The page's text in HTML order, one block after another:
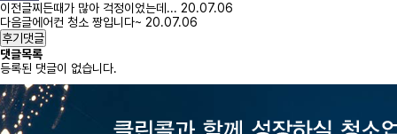
이전글찌든때가 많아 걱정이었는데... 20.07.06
다음글에어컨 청소 짱입니다~ 20.07.06
후기댓글
댓글목록
등록된 댓글이 없습니다.